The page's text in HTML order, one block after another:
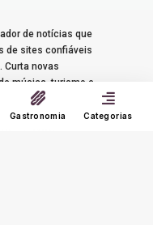
de notícias que
de sites confiáveis
Curta novas
música, turismo e
Gastronomia Categorias